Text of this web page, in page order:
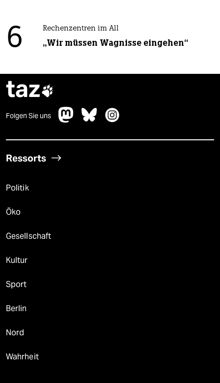
6 Rechenzentren im All
„Wir müssen Wagnisse eingehen“
taz
Folgen Sie uns
Ressorts
Politik
Öko
Gesellschaft
Kultur
Sport
Berlin
Nord
Wahrheit